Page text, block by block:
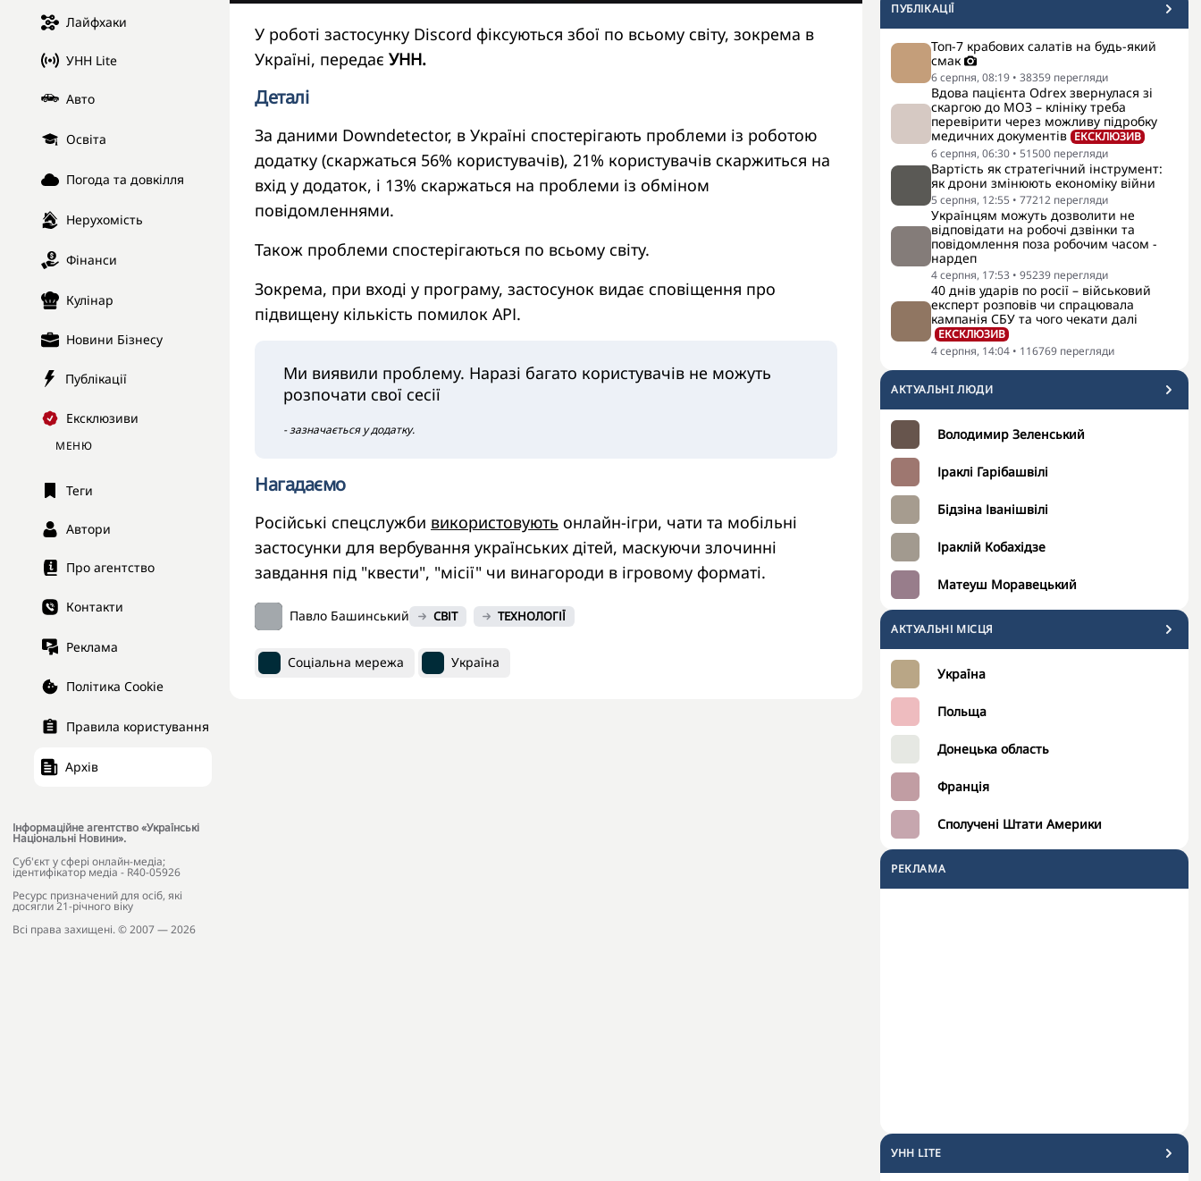
Лайфхаки
УНН Lite
Авто
Освіта
Погода та довкілля
Нерухомість
Фінанси
Кулінар
Новини Бізнесу
Публікації
Ексклюзиви
МЕНЮ
Теги
Автори
Про агентство
Контакти
Реклама
Політика Cookie
Правила користування
Архів
Інформаційне агентство «Українські
Національні Новини».
Cуб'єкт у сфері онлайн-медіа;
ідентифікатор медіа - R40-05926
Ресурс призначений для осіб, які
досягли 21-річного віку
Всі права захищені. © 2007 — 2026
ПУБЛІКАЦІЇ
Топ-7 крабових салатів на будь-який
смак
6 серпня, 08:19 • 38359 перегляди
Вдова пацієнта Odrex звернулася зі
скаргою до МОЗ – клініку треба
перевірити через можливу підробку
медичних документів ЕКСКЛЮЗИВ
6 серпня, 06:30 • 51500 перегляди
Вартість як стратегічний інструмент:
як дрони змінюють економіку війни
5 серпня, 12:55 • 77212 перегляди
Українцям можуть дозволити не
відповідати на робочі дзвінки та
повідомлення поза робочим часом -
нардеп
4 серпня, 17:53 • 95239 перегляди
40 днів ударів по росії – військовий
експерт розповів чи спрацювала
кампанія СБУ та чого чекати далі
ЕКСКЛЮЗИВ
4 серпня, 14:04 • 116769 перегляди
АКТУАЛЬНI ЛЮДИ
Володимир Зеленський
Іраклі Гарібашвілі
Бідзіна Іванішвілі
Іраклій Кобахідзе
Матеуш Моравецький
АКТУАЛЬНІ МІСЦЯ
Україна
Польща
Донецька область
Франція
Сполучені Штати Америки
РЕКЛАМА
УНН LITE
У роботі застосунку Discord фіксуються збої по всьому світу, зокрема в
Україні, передає УНН.
Деталі
За даними Downdetector, в Україні спостерігають проблеми із роботою
додатку (скаржаться 56% користувачів), 21% користувачів скаржиться на
вхід у додаток, і 13% скаржаться на проблеми із обміном
повідомленнями.
Також проблеми спостерігаються по всьому світу.
Зокрема, при вході у програму, застосунок видає сповіщення про
підвищену кількість помилок АРІ.
Ми виявили проблему. Наразі багато користувачів не можуть
розпочати свої сесії
- зазначається у додатку.
Нагадаємо
Російські спецслужби використовують онлайн-ігри, чати та мобільні
застосунки для вербування українських дітей, маскуючи злочинні
завдання під "квести", "місії" чи винагороди в ігровому форматі.
Павло Башинський СВІТ ТЕХНОЛОГІЇ
Соціальна мережа Україна